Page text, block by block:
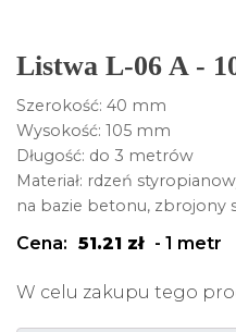
Listwa L-06 A -
Szerokość: 40 mm
Wysokość: 105 mm
Długość: do 3 metrów
Materiał: rdzeń
na bazie betonu, zbrojony
Cena: 51.21 zł - 1 metr
W celu zakupu tego